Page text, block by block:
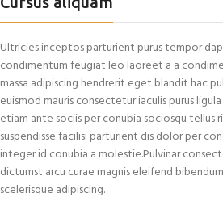
Ultricies inceptos parturient purus tempor
condimentum feugiat leo laoreet a a
massa adipiscing hendrerit eget blandit hac
euismod mauris consectetur iaculis purus
etiam ante sociis per conubia sociosqu tellus
suspendisse facilisi parturient dis dolor per
integer id conubia a molestie.Pulvinar
dictumst arcu curae magnis eleifend
scelerisque adipiscing.